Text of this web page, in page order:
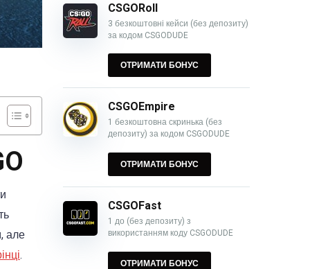
але
.
CSGORoll
3 безкоштовні кейси (без депозиту)
за кодом CSGODUDE
ОТРИМАТИ БОНУС
CSGOEmpire
1 безкоштовна скринька (без
депозиту) за кодом CSGODUDE
ОТРИМАТИ БОНУС
CSGOFast
1 до (без депозиту) з
використанням коду CSGODUDE
ОТРИМАТИ БОНУС